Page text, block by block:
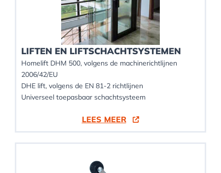
LIFTEN EN LIFTSCHACHTSYSTEMEN
Homelift DHM 500, volgens de machinerichtlijnen
2006/42/EU
DHE lift, volgens de EN 81-2 richtlijnen
Universeel toepasbaar schachtsysteem
LEES MEER